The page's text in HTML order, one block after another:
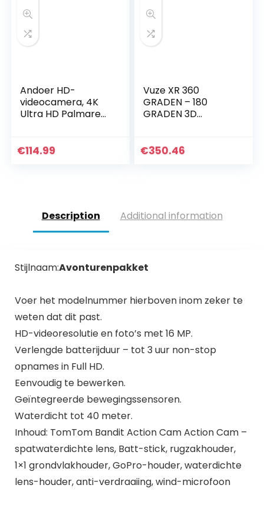
Andoer HD-
videocamera, 4K
Ultra HD Palmare
zoomcamera, 3,0
€114.99
Vuze XR 360
GRADEN – 180
GRADEN 3D
€350.46
Description Additional information
Stijlnaam:Avonturenpakket
Voer het modelnummer hierboven inom zeker te
weten dat dit past.
HD-videoresolutie en foto’s met 16 MP.
Verlengde batterijduur – tot 3 uur non-stop
opnames in Full HD.
Eenvoudig te bewerken.
Geïntegreerde bewegingssensoren.
Waterdicht tot 40 meter.
Inhoud: TomTom Bandit Action Cam Action Cam –
spatwaterdichte lens, Batt-stick, rugzakhouder,
1×1 grondvlakhouder, GoPro-houder, waterdichte
lens-houder, anti-verdraaiing, wind-microfoon